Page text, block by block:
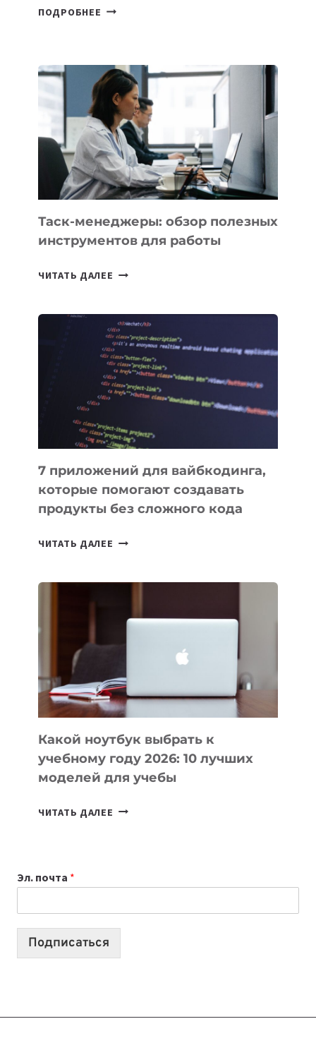
ПОДРОБНЕЕ ГЕОГРАФИЯ
PARK
UZBEKISTAN
РАСШИРИЛАСЬ
ДО
102
СТРАН
Таск-менеджеры: обзор полезных
инструментов для работы
ЧИТАТЬ ДАЛЕЕ ТАСК-
ПОЛЕЗНЫХ
ИНСТРУМЕНТОВ
ДЛЯ
РАБОТЫ
7 приложений для вайбкодинга,
которые помогают создавать
продукты без сложного кода
ЧИТАТЬ ДАЛЕЕ
СОЗДАВАТЬ
БЕЗ
СЛОЖНОГО
КОДА
Какой ноутбук выбрать к
учебному году 2026: 10 лучших
моделей для учебы
ЧИТАТЬ ДАЛЕЕ КАКОЙ
2026:
10
Эл. почта *
Подписаться